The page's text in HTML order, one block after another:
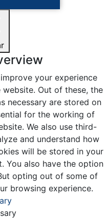
your experience
Out of these, the
necessary are stored on
for the working of
We also use third-
and understand how
will be stored in your
You also have the option
opting out of some of
browsing experience.